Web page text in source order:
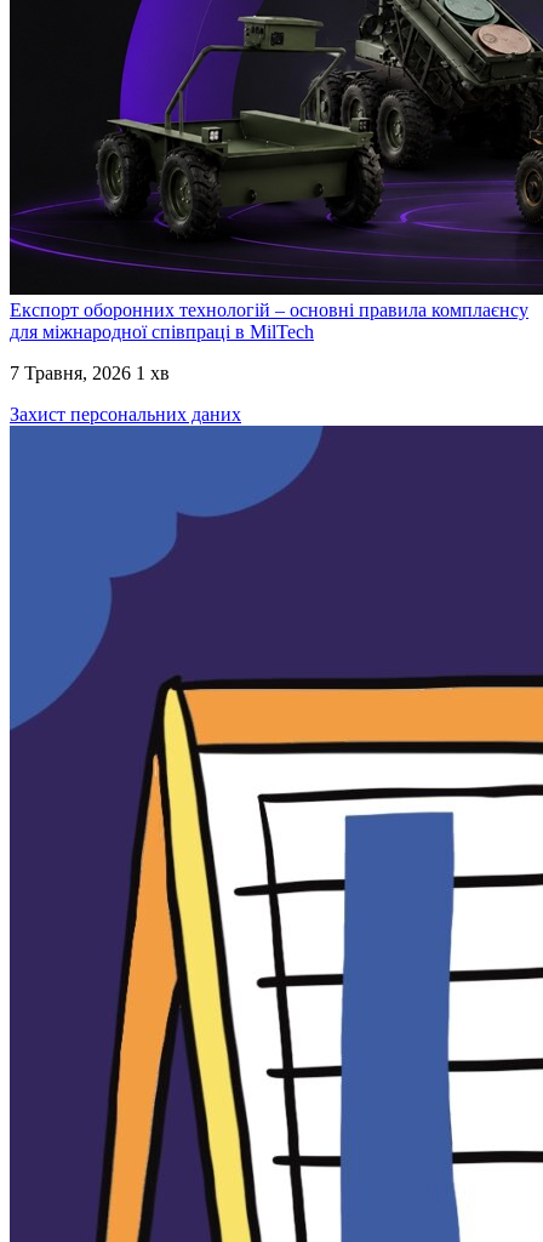
Експорт оборонних технологій – основні правила комплаєнсу
для міжнародної співпраці в MilTech
7 Травня, 2026 1 хв
Захист персональних даних